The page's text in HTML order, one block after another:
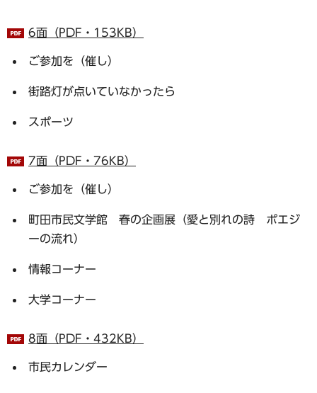
6面（PDF・153KB）
ご参加を（催し）
街路灯が点いていなかったら
スポーツ
7面（PDF・76KB）
ご参加を（催し）
町田市民文学館 春の企画展（愛と別れの詩 ポエジ
ーの流れ）
情報コーナー
大学コーナー
8面（PDF・432KB）
市民カレンダー